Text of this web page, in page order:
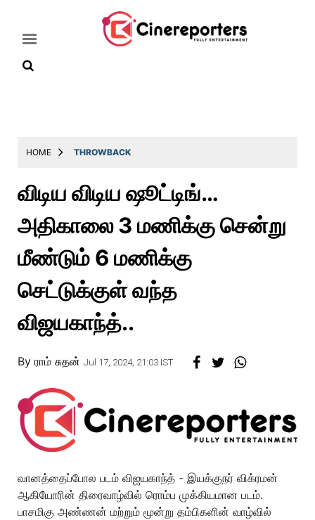
Latest
Throwback
Television
Reviews
Story
HOME THROWBACK
விடிய விடிய ஷூட்டிங்…
அதிகாலை 3 மணிக்கு சென்று
மீண்டும் 6 மணிக்கு
செட்டுக்குள் வந்த
விஜயகாந்த்..
By ராம் சுதன் Jul 17, 2024, 21:03 IST
வானத்தைப்போல படம் விஜயகாந்த் - இயக்குநர் விக்ரமன்
ஆகியோரின் திரைவாழ்வில் ரொம்ப முக்கியமான படம்.
பாசமிகு அண்ணன் மற்றும் மூன்று தம்பிகளின் வாழ்வில்